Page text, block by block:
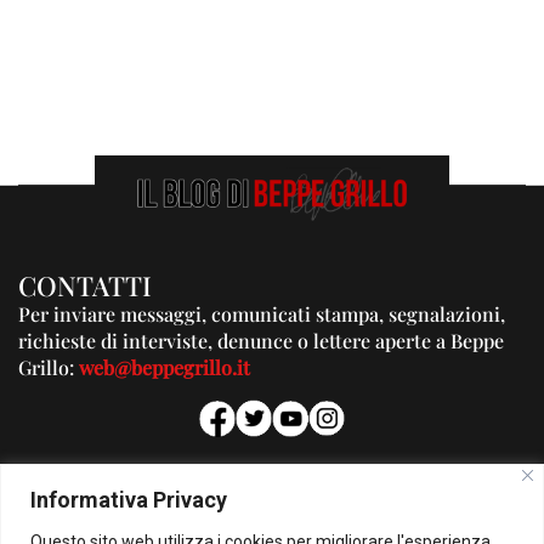
Informativa Privacy
CONTATTI
Per inviare messaggi, comunicati stampa, segnalazioni,
richieste di interviste, denunce o lettere aperte a Beppe
Grillo:web@beppegrillo.it
PUBBLICITA'
Per la tua pubblicità su questo Blog: